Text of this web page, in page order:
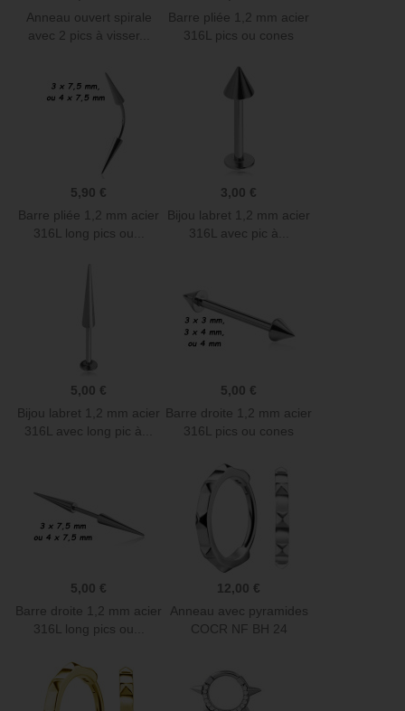
Anneau ouvert spirale
avec 2 pics à visser...
Barre pliée 1,2 mm acier
316L pics ou cones
5,90 €
Barre pliée 1,2 mm acier
316L long pics ou...
3,00 €
Bijou labret 1,2 mm acier
316L avec pic à...
5,00 €
Bijou labret 1,2 mm acier
316L avec long pic à...
5,00 €
Barre droite 1,2 mm acier
316L pics ou cones
5,00 €
Barre droite 1,2 mm acier
316L long pics ou...
12,00 €
Anneau avec pyramides
COCR NF BH 24